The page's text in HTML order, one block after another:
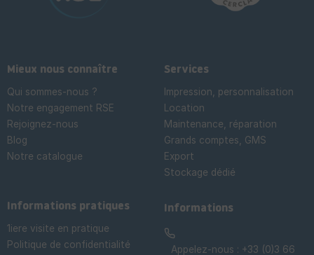
Mieux nous connaître
Qui sommes-nous ?
Notre engagement RSE
Rejoignez-nous
Blog
Notre catalogue
Services
Impression, personnalisation
Location
Maintenance, réparation
Grands comptes, GMS
Export
Stockage dédié
Informations pratiques
1iere visite en pratique
Politique de confidentialité
Informations
Appelez-nous : +33 (0)3 66